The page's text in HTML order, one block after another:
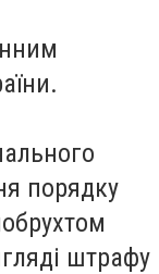
порядку
штрафу